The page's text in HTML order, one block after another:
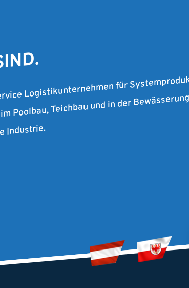
Logistikunternehmen für
Poolbau, Teichbau und in der
Industrie.